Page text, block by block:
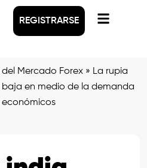
REGISTRARSE
del Mercado Forex » La rupia
en medio de la demanda
económicos